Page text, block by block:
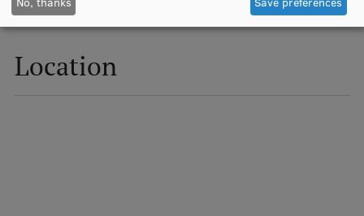
Institutes and Laboratories
Research Data Management
Location